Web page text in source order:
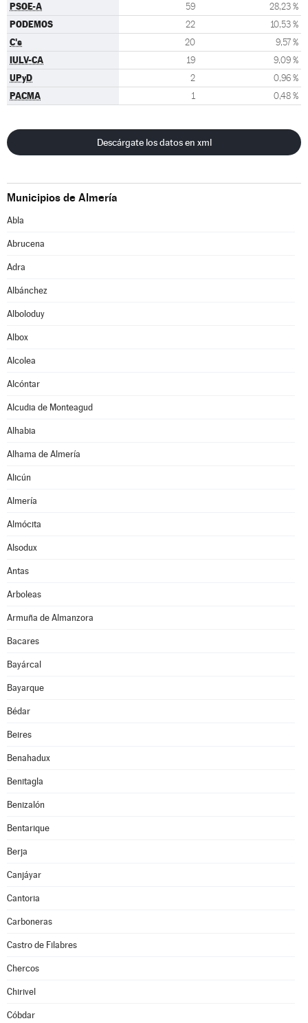
PSOE-A 59 28,23 %
PODEMOS 22 10,53 %
C's 20 9,57 %
IULV-CA 19 9,09 %
UPyD 2 0,96 %
PACMA 1 0,48 %
Descárgate los datos en xml
Municipios de Almería
Abla
Abrucena
Adra
Albánchez
Alboloduy
Albox
Alcolea
Alcóntar
Alcudia de Monteagud
Alhabia
Alhama de Almería
Alicún
Almería
Almócita
Alsodux
Antas
Arboleas
Armuña de Almanzora
Bacares
Bayárcal
Bayarque
Bédar
Beires
Benahadux
Benitagla
Benizalón
Bentarique
Berja
Canjáyar
Cantoria
Carboneras
Castro de Filabres
Chercos
Chirivel
Cóbdar